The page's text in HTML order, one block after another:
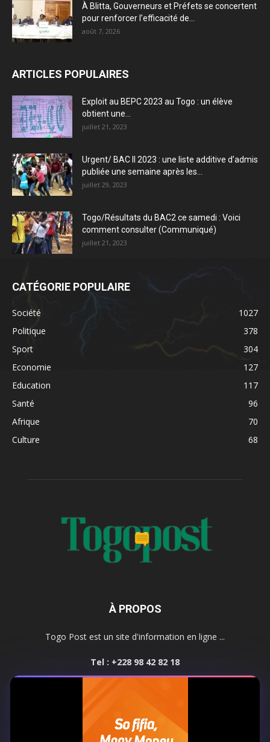
À Blitta, Gouverneurs et Préfets se concertent
pour renforcer l’efficacité de...
août 7, 2026
ARTICLES POPULAIRES
Exploit au BEPC 2023 au Togo : un élève
obtient une...
juillet 21, 2023
Urgent/ BAC II 2023 : une liste additive d’admis
publiée une semaine après les...
juillet 29, 2023
Togo/Résultats du BAC2 ce samedi : Voici
comment consulter (Communiqué)
juillet 21, 2023
CATÉGORIE POPULAIRE
Société
1027
Politique
378
Sport
304
Economie
127
Education
117
Santé
96
Afrique
70
Culture
68
À PROPOS
Togo Post est un site d'information en ligne ...
Tel : +228 98 42 82 18
SUIVEZ NOUS